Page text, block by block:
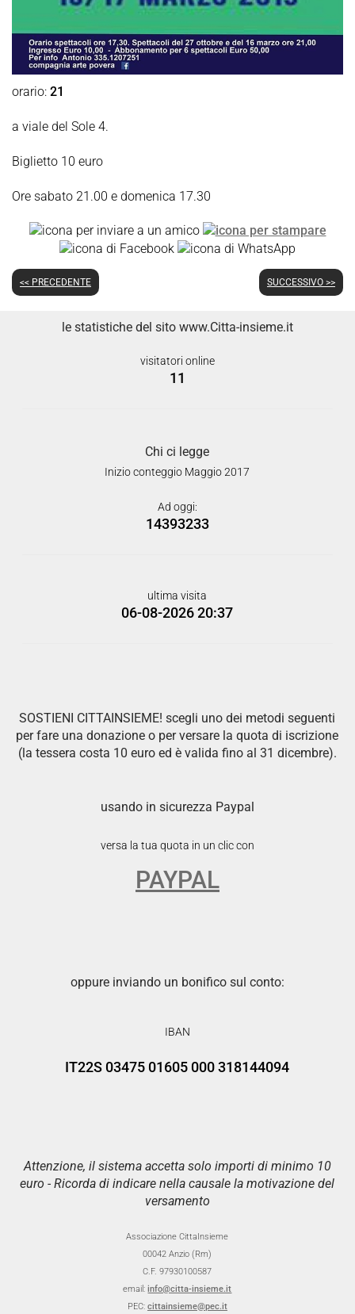
orario: 21
a viale del Sole 4.
Biglietto 10 euro
Ore sabato 21.00 e domenica 17.30
<< PRECEDENTE SUCCESSIVO >>
le statistiche del sito www.Citta-insieme.it
visitatori online
11
Chi ci legge
Inizio conteggio Maggio 2017
Ad oggi:
14393233
ultima visita
06-08-2026 20:37
SOSTIENI CITTAINSIEME! scegli uno dei metodi seguenti
per fare una donazione o per versare la quota di iscrizione
(la tessera costa 10 euro ed è valida fino al 31 dicembre).
usando in sicurezza Paypal
versa la tua quota in un clic con
PAYPAL
oppure inviando un bonifico sul conto:
IBAN
IT22S 03475 01605 000 318144094
Attenzione, il sistema accetta solo importi di minimo 10
euro - Ricorda di indicare nella causale la motivazione del
versamento
Associazione CittaInsieme
00042 Anzio (Rm)
C.F. 97930100587
email:info@citta-insieme.it
PEC: cittainsieme@pec.it